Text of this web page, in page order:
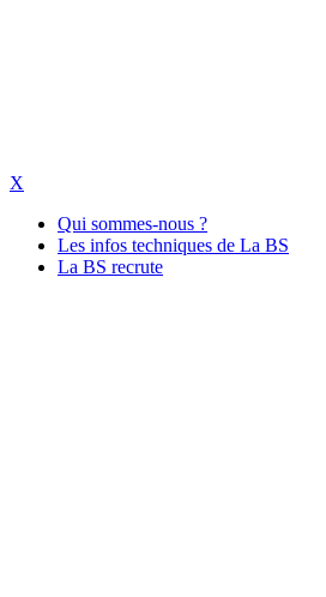
X
Qui sommes-nous ?
Les infos techniques de La BS
La BS recrute